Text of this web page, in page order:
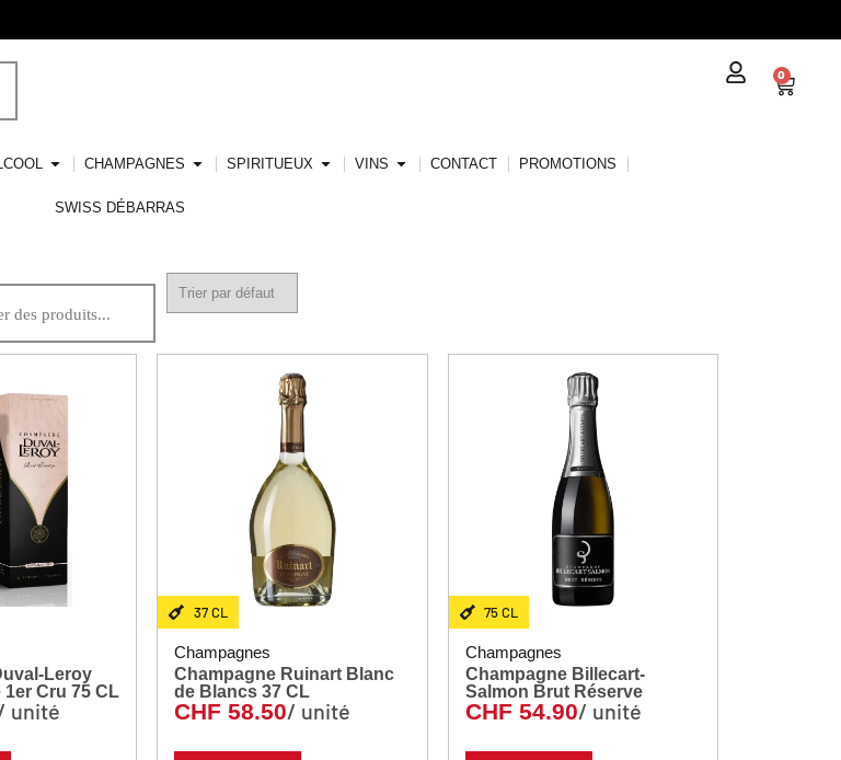
CHAMPAGNES SPIRITUEUX VINS CONTACT PROMOTIONS
SWISS DÉBARRAS
0
Leroy
Rosé Prestige 1er Cru 75 CL
unité
37 CL
Champagnes
Champagne Ruinart Blanc
de Blancs 37 CL
CHF 58.50/ unité
75 CL
Champagnes
Champagne Billecart-
Salmon Brut Réserve
CHF 54.90/ unité